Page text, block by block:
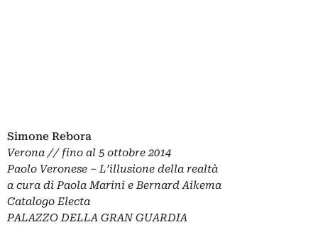
Simone Rebora
Verona // fino al 5 ottobre 2014
Paolo Veronese – L’illusione della realtà
a cura di Paola Marini e Bernard Aikema
Catalogo Electa
PALAZZO DELLA GRAN GUARDIA